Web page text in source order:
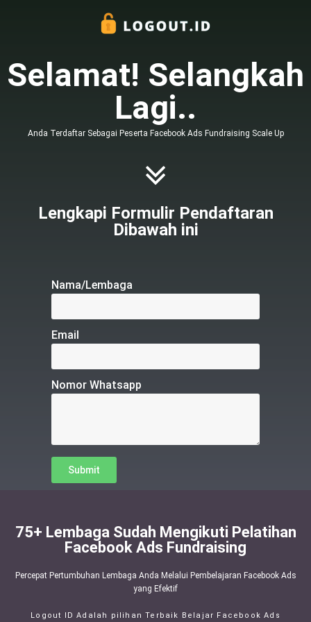
Selamat! Selangkah
Lagi..
Anda Terdaftar Sebagai Peserta Facebook Ads Fundraising Scale Up
Lengkapi Formulir Pendaftaran
Dibawah ini
Nama/Lembaga
Email
Nomor Whatsapp
Submit
75+ Lembaga Sudah Mengikuti Pelatihan
Facebook Ads Fundraising
Percepat Pertumbuhan Lembaga Anda Melalui Pembelajaran Facebook Ads
yang Efektif
Logout ID Adalah pilihan Terbaik Belajar Facebook Ads